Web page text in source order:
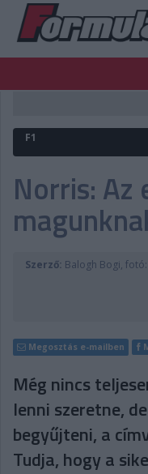
FORMULA
PODCAST
DIGITÁLIS MAGAZIN
F1
Norris:
Szerző: Balogh Bogi,
Megosztás e-mailben
Még nincs
lenni szeretne,
begyűjteni, a
Tudja, hogy a